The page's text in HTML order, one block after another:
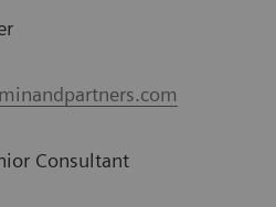
Consultant